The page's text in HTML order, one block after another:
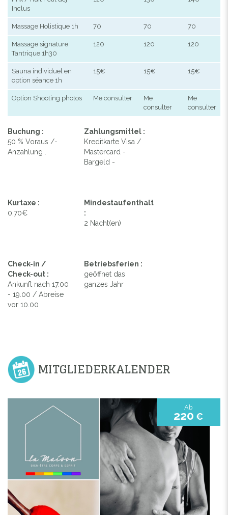
Inclus
Massage Holistique 1h 70 70 70
Massage signature
Tantrique 1h30
120 120 120
Sauna individuel en
option séance 1h
15€ 15€ 15€
Option Shooting photos Me consulter
Me
consulter
Me
consulter
Buchung :
50 % Voraus /-
Anzahlung .
Zahlungsmittel :
Kreditkarte Visa /
Mastercard -
Bargeld -
Kurtaxe :
0,70€
Mindestaufenthalt
:
2 Nacht(en)
Check-in /
Check-out :
Ankunft nach 17.00
- 19.00 / Abreise
vor 10.00
Betriebsferien :
geöffnet das
ganzes Jahr
MITGLIEDERKALENDER
Ab
220 €